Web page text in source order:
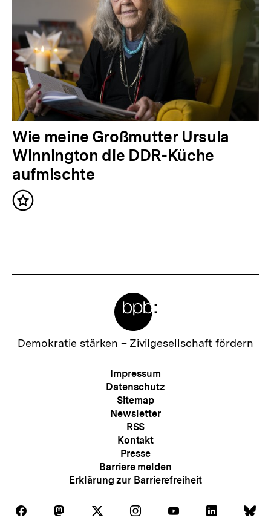
r
I
n
h
a
l
t
:
N
ä
c
h
s
a
Wie meine Großmutter Ursula
Winnington die DDR-Küche
aufmischte
Inhalt
Zur
Demokratie stärken – Zivilgesellschaft fördern
Meta-
Navigation
Impressum
Datenschutz
Sitemap
Newsletter
RSS
Kontakt
Presse
Barriere melden
Erklärung zur Barrierefreiheit
Auf
Auf
Zum